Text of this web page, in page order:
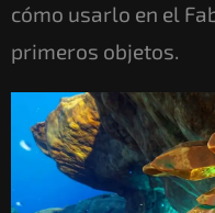
cómo usarlo en el
primeros objetos.